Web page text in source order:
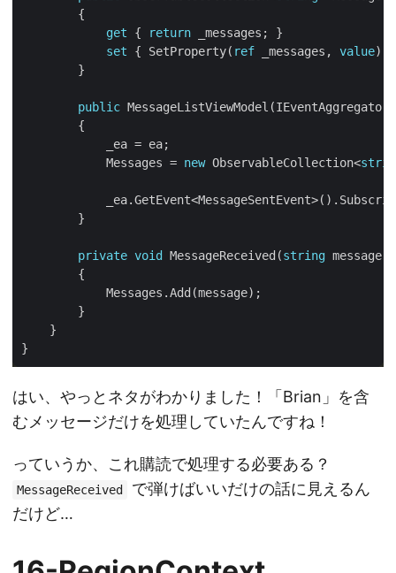
get { return
set { SetProperty( ref _messages, value
public
            Messages =
new ObservableCollection<
private void MessageReceived(string
はい、やっとネタがわかりました！「Brian」を含
むメッセージだけを処理していたんですね！
っていうか、これ購読で処理する必要ある？
MessageReceived
で弾けばいいだけの話に見えるん
だけど…